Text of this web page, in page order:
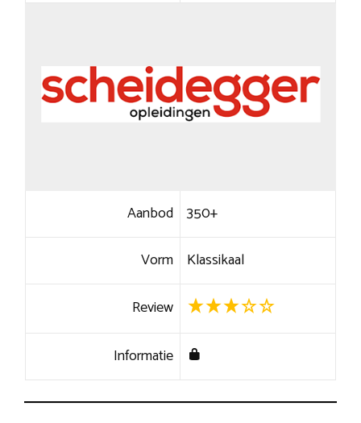
Aanbod 350+
Vorm Klassikaal
Review
Informatie